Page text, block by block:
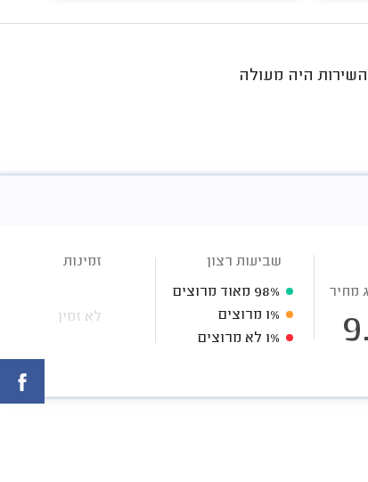
השירות היה מעולה
מחיר
שביעות רצון
98% מאוד מרוצים
1% מרוצים
1% לא מרוצים
זמינות
לא זמין